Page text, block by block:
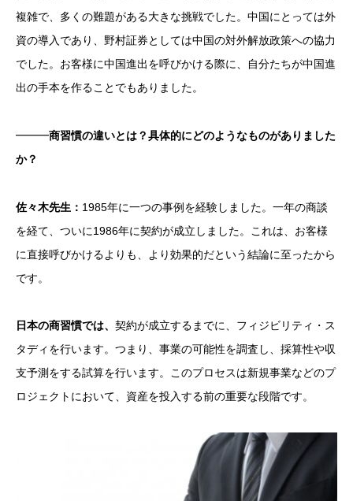
複雑で、多くの難題がある大きな挑戦でした。中国にとっては外
資の導入であり、野村証券としては中国の対外解放政策への協力
でした。お客様に中国進出を呼びかける際に、自分たちが中国進
出の手本を作ることでもありました。
━━━商習慣の違いとは？具体的にどのようなものがありました
か？
佐々木先生： 1985年に一つの事例を経験しました。一年の商談
を経て、ついに1986年に契約が成立しました。これは、お客様
に直接呼びかけるよりも、より効果的だという結論に至ったから
です。
日本の商習慣では、 契約が成立するまでに、フィジビリティ・ス
タディを行います。つまり、事業の可能性を調査し、採算性や収
支予測をする試算を行います。このプロセスは新規事業などのプ
ロジェクトにおいて、資産を投入する前の重要な段階です。